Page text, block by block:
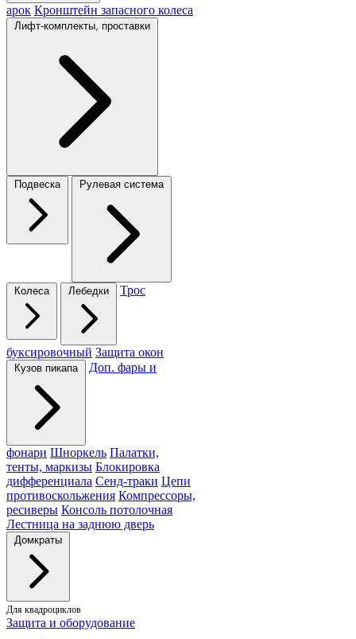
арок Кронштейн запасного колеса
Лифт-комплекты, проставки
Подвеска Рулевая система
Колеса Лебедки Трос
буксировочный Защита окон
Кузов пикапа Доп. фары и
фонари Шноркель Палатки,
тенты, маркизы Блокировка
дифференциала Сенд-траки Цепи
противоскольжения Компрессоры,
ресиверы Консоль потолочная
Лестница на заднюю дверь
Домкраты
Для квадроциклов
Защита и оборудование